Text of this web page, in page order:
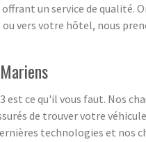
un service de qualité.
vers votre hôtel, nous
est ce qu'il vous faut. Nos
de trouver votre
technologies et nos